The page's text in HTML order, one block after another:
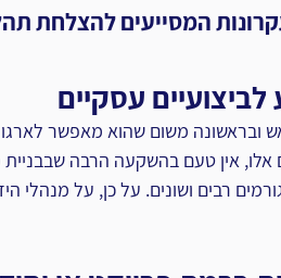
המסייעים להצלחת
לביצועיים עסקיים
ובראשונה משום שהוא מאפשר
אין ‏טעם בהשקעה הרבה שבבניית
רבים ושונים. על כן, על מנהלי